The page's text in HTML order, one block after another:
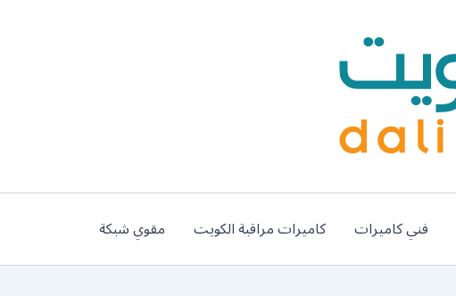
فني كاميرات كاميرات مراقبة الكويت مقوي شبكة